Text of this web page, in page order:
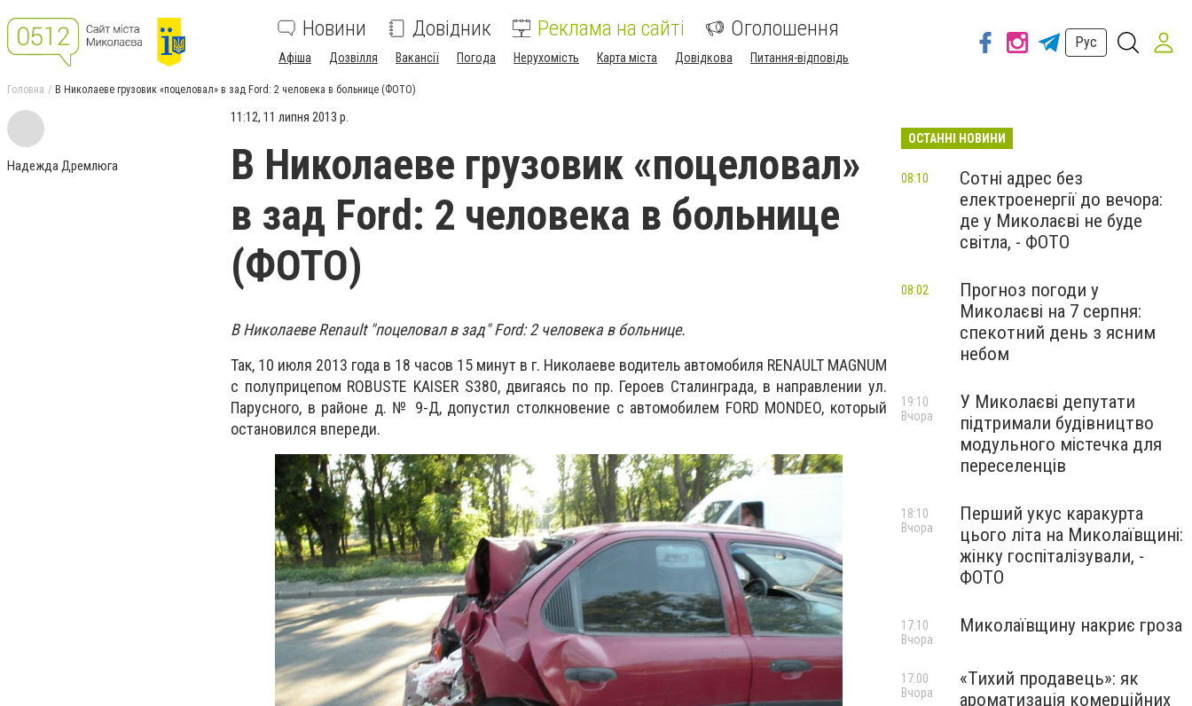
Новини Довідник Реклама на сайті Оголошення
Афіша Дозвілля Вакансії Погода Нерухомість Карта міста Довідкова Питання-відповідь
Рус
Головна В Николаеве грузовик «поцеловал» в зад Ford: 2 человека в больнице (ФОТО)
Надежда Дремлюга
11:12, 11 липня 2013 р.
В Николаеве грузовик «поцеловал»
в зад Ford: 2 человека в больнице
(ФОТО)
В Николаеве Renault "поцеловал в зад" Ford: 2 человека в больнице.
Так, 10 июля 2013 года в 18 часов 15 минут в г. Николаеве водитель автомобиля RENAULT MAGNUM
с полуприцепом ROBUSTE KAISER S380, двигаясь по пр. Героев Сталинграда, в направлении ул.
Парусного, в районе д. № 9-Д, допустил столкновение с автомобилем FORD MONDEO, который
остановился впереди.
ОСТАННІ НОВИНИ
Сотні адрес без
електроенергії до вечора:
де у Миколаєві не буде
світла, - ФОТО
08:10
Прогноз погоди у
Миколаєві на 7 серпня:
спекотний день з ясним
небом
08:02
У Миколаєві депутати
підтримали будівництво
модульного містечка для
переселенців
19:10
Вчора
Перший укус каракурта
цього літа на Миколаївщині:
жінку госпіталізували, -
ФОТО
18:10
Вчора
Миколаївщину накриє гроза
17:10
Вчора
«Тихий продавець»: як
ароматизація комерційних
17:00
Вчора